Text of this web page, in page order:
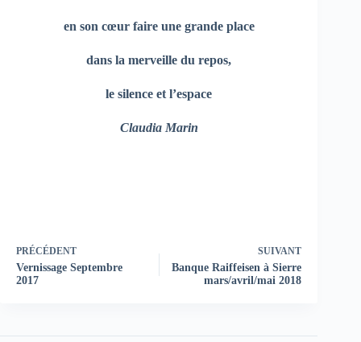
en son cœur faire une grande place
dans la merveille du repos,
le silence et l’espace
Claudia Marin
PRÉCÉDENT
Vernissage Septembre
2017
SUIVANT
Banque Raiffeisen à Sierre
mars/avril/mai 2018